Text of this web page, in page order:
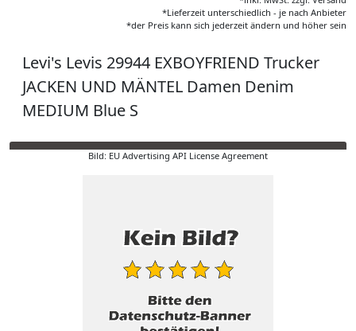
*Lieferzeit unterschiedlich - je nach Anbieter
*der Preis kann sich jederzeit ändern und höher sein
Levi's Levis 29944 EXBOYFRIEND Trucker
JACKEN UND MÄNTEL Damen Denim
MEDIUM Blue S
Bild: EU Advertising API License Agreement